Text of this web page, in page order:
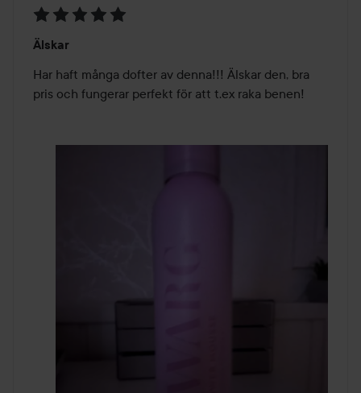
5
av
5
Älskar
Har haft många dofter av denna!!! Älskar den, bra
pris och fungerar perfekt för att t.ex raka benen!